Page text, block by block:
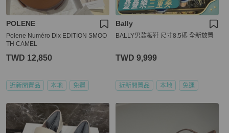
POLENE
Polene Numéro Dix EDITION SMOO
TH CAMEL
TWD 12,850
近新閒置品 本地 免運
Bally
BALLY男款板鞋 尺寸8.5碼 全新放置
TWD 9,999
近新閒置品 本地 免運